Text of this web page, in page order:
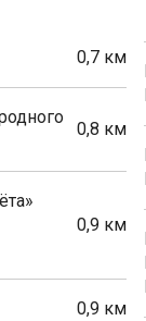
0,7 км
0,8 км
0,9 км
0,9 км